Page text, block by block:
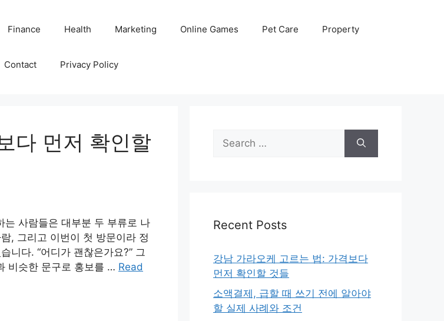
Finance Health Marketing Online Games Pet Care Property
Contact Privacy Policy
다 먼저 확인할
는 사람들은 대부분 두 부류로 나
, 그리고 이번이 첫 방문이라 정
니다. “어디가 괜찮은가요?” 그
비슷한 문구로 홍보를 … Read
Search
for:
Recent Posts
강남 가라오케 고르는 법: 가격보다
먼저 확인할 것들
소액결제, 급할 때 쓰기 전에 알아야
할 실제 사례와 조건